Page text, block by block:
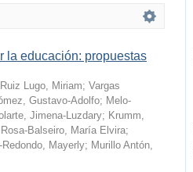
la educación: propuestas
Ruiz Lugo, Miriam; Vargas
Gustavo-Adolfo; Melo-
Jimena-Luzdary; Krumm,
Rosa-Balseiro, María Elvira;
Redondo, Mayerly; Murillo Antón,